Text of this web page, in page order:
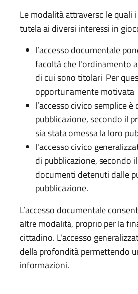
Le modalità attraverso le quali
tutela ai diversi interessi in
l’accesso documentale
facoltà che l'ordinamento
di cui sono titolari. Per
opportunamente motivata
l’accesso civico semplice
pubblicazione, secondo il
sia stata omessa la loro
l'accesso civico
di pubblicazione, secondo
documenti detenuti dalle
pubblicazione.
L’accesso documentale
altre modalità, proprio per la
cittadino. L'accesso
della profondità permettendo
informazioni.